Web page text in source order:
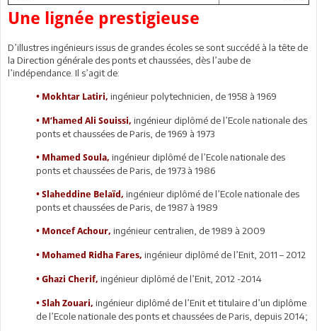
Une lignée prestigieuse
D’illustres ingénieurs issus de grandes écoles se sont succédé à la tête de
la Direction générale des ponts et chaussées, dès l’aube de
l’indépendance. Il s’agit de:
• Mokhtar Latiri, ingénieur polytechnicien, de 1958 à 1969
• M’hamed Ali Souissi, ingénieur diplômé de l’Ecole nationale des
ponts et chaussées de Paris, de 1969 à 1973
• Mhamed Soula, ingénieur diplômé de l’Ecole nationale des
ponts et chaussées de Paris, de 1973 à 1986
• Slaheddine Belaïd, ingénieur diplômé de l’Ecole nationale des
ponts et chaussées de Paris, de 1987 à 1989
• Moncef Achour, ingénieur centralien, de 1989 à 2009
• Mohamed Ridha Fares, ingénieur diplômé de l’Enit, 2011 – 2012
• Ghazi Cherif, ingénieur diplômé de l’Enit, 2012 -2014
• Slah Zouari, ingénieur diplômé de l’Enit et titulaire d’un diplôme
de l’Ecole nationale des ponts et chaussées de Paris, depuis 2014;